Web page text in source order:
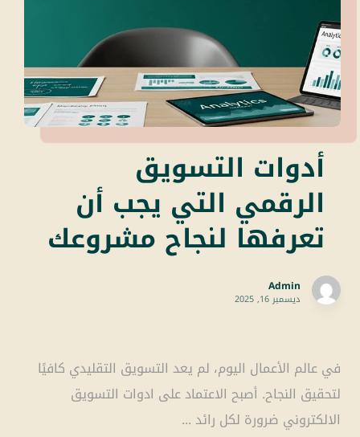
أدوات التسويق
الرقمي التي يجب أن
تعرفها لنجاح مشروعك
Admin
ديسمبر 16, 2025
في عالم الأعمال اليوم، لم يعد التسويق التقليدي كافيًا
لتحقيق النجاح. أصبح الاعتماد على ادوات التسويق
الالكتروني ضرورة لكل رائد ...